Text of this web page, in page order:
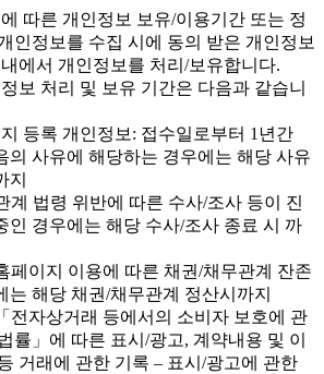
따른 개인정보 보유/이용기간 또는 정
인정보를 수집 시에 동의 받은 개인정보
에서 개인정보를 처리/보유합니다.
보 처리 및 보유 기간은 다음과 같습니
등록 개인정보: 접수일로부터 1년간
의 사유에 해당하는 경우에는 해당 사유
지
계 법령 위반에 따른 수사/조사 등이 진
인 경우에는 해당 수사/조사 종료 시 까
페이지 이용에 따른 채권/채무관계 잔존
는 해당 채권/채무관계 정산시까지
전자상거래 등에서의 소비자 보호에 관
률」에 따른 표시/광고, 계약내용 및 이
거래에 관한 기록 – 표시/광고에 관한